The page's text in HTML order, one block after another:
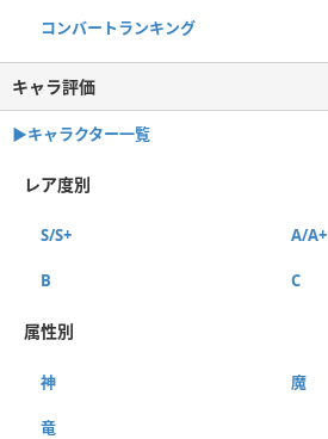
コンバートランキング
キャラ評価
▶︎キャラクター一覧
レア度別
S/S+ A/A+
B C
属性別
神 魔
竜